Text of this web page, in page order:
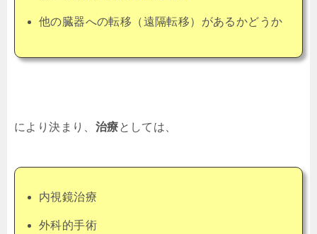
他の臓器への転移（遠隔転移）があるかどうか
により決まり、 治療としては、
内視鏡治療
外科的手術